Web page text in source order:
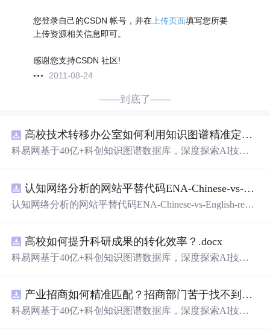
您登录自己的CSDN 帐号，并在上传页面填写您所要
上传资源相关信息即可。
感谢您支持CSDN 社区!
2011-08-24
——到底了——
高校技术转移办公室如何利用知识图谱精准定位产业需求与技术适配点？.docx
科易网基于40亿+科创知识图谱数据库，深度探索AI技术
新领域的AI+数智化解决方案，推动科技创新与产业创新
智能化发展。
认知网络分析的网站平替代码ENA-Chinese-vs-English-reproducible.zip
认知网络分析的网站平替代码ENA-Chinese-vs-English-repro
高校如何提升科研成果的转化效率？.docx
科易网基于40亿+科创知识图谱数据库，深度探索AI技术
新领域的AI+数智化解决方案，推动科技创新与产业创新
智能化发展。
产业招商如何精准匹配？招商部门苦于找不到符合产业链补链强链方向的目标企业怎么办？.docx
科易网基于40亿+科创知识图谱数据库，深度探索AI技术